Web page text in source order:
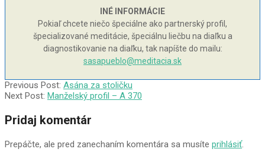
INÉ INFORMÁCIE
Pokiaľ chcete niečo špeciálne ako partnerský profil,
špecializované meditácie, špeciálnu liečbu na diaľku a
diagnostikovanie na diaľku, tak napíšte do mailu:
sasapueblo@meditacia.sk
2005-
03-
Previous Post: Asána za stoličku
Next Post: Manželský profil – A 370
Pridaj komentár
Prepáčte, ale pred zanechaním komentára sa musíte prihlásiť.